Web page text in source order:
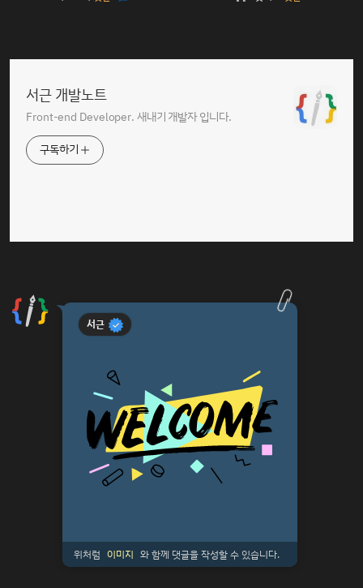
서근 개발노트
Front-end Developer. 새내기 개발자 입니다.
구독하기
서근
위처럼 이미지 와 함께 댓글을 작성할 수 있습니다.